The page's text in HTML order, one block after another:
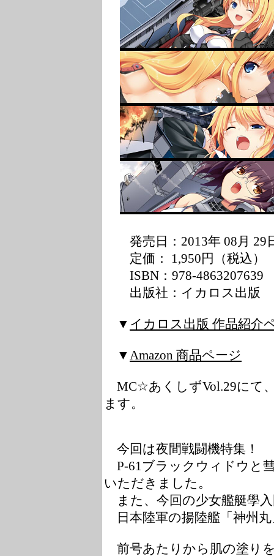
発売日：2013年 08月 29
定価： 1,950円（税込）
ISBN：978-4863207639
出版社：イカロス出版
▼ イカロス出版 作品紹介
▼ Amazon 商品ページ
MC☆あくしずVol.29にて
ます。
今回は夜間戦闘機特集！
P-61ブラックウィドウと
いただきました。
また、今回の少女艦艇學
日本陸軍の揚陸艦「神州
前号あたりから肌の塗り